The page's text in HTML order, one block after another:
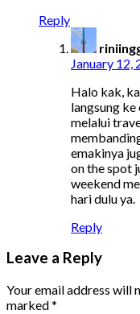
Reply
January 12,
Halo kak,
langsung
melalui
emakinya
on the spot
weekend
hari dulu ya.
Reply
Leave a Reply
Your email address will
marked*